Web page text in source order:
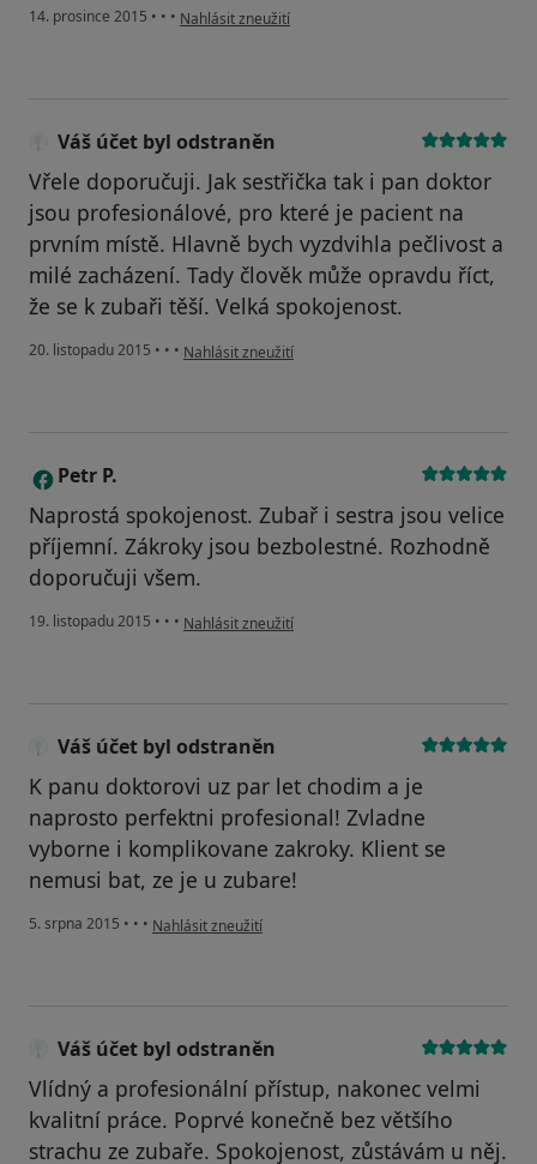
14. prosince 2015 • • • podle názoru uživatele Váš účet byl odstraněn
Nahlásit zneužití
Váš účet byl odstraněn
Vřele doporučuji. Jak sestřička tak i pan doktor
jsou profesionálové, pro které je pacient na
prvním místě. Hlavně bych vyzdvihla pečlivost a
milé zacházení. Tady člověk může opravdu říct,
že se k zubaři těší. Velká spokojenost.
20. listopadu 2015 • • • podle názoru uživatele Váš účet byl odstraněn
Nahlásit zneužití
P Petr P.
Naprostá spokojenost. Zubař i sestra jsou velice
příjemní. Zákroky jsou bezbolestné. Rozhodně
doporučuji všem.
19. listopadu 2015 • • • podle názoru uživatele Petr P.
Nahlásit zneužití
Váš účet byl odstraněn
K panu doktorovi uz par let chodim a je
naprosto perfektni profesional! Zvladne
vyborne i komplikovane zakroky. Klient se
nemusi bat, ze je u zubare!
5. srpna 2015 • • • podle názoru uživatele Váš účet byl odstraněn
Nahlásit zneužití
Váš účet byl odstraněn
Vlídný a profesionální přístup, nakonec velmi
kvalitní práce. Poprvé konečně bez většího
strachu ze zubaře. Spokojenost, zůstávám u něj.